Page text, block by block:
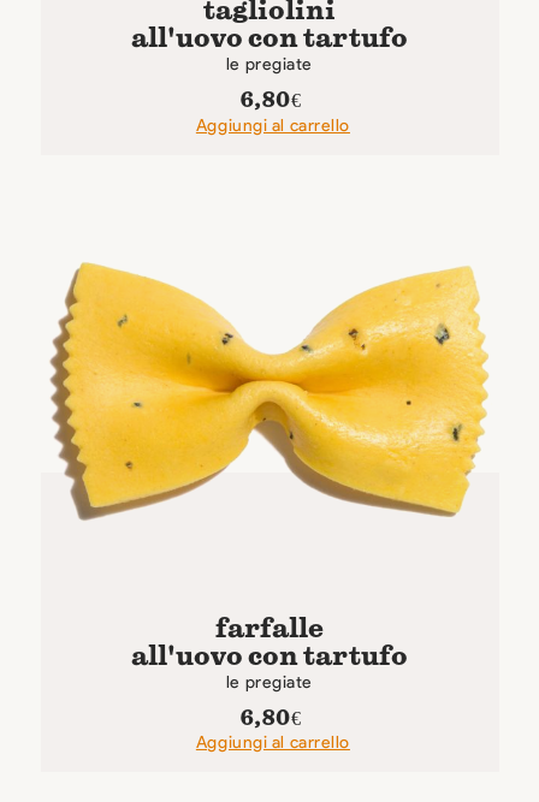
tagliolini
all'uovo con tartufo
le pregiate
6,80€
Aggiungi al carrello
farfalle
all'uovo con tartufo
le pregiate
6,80€
Aggiungi al carrello